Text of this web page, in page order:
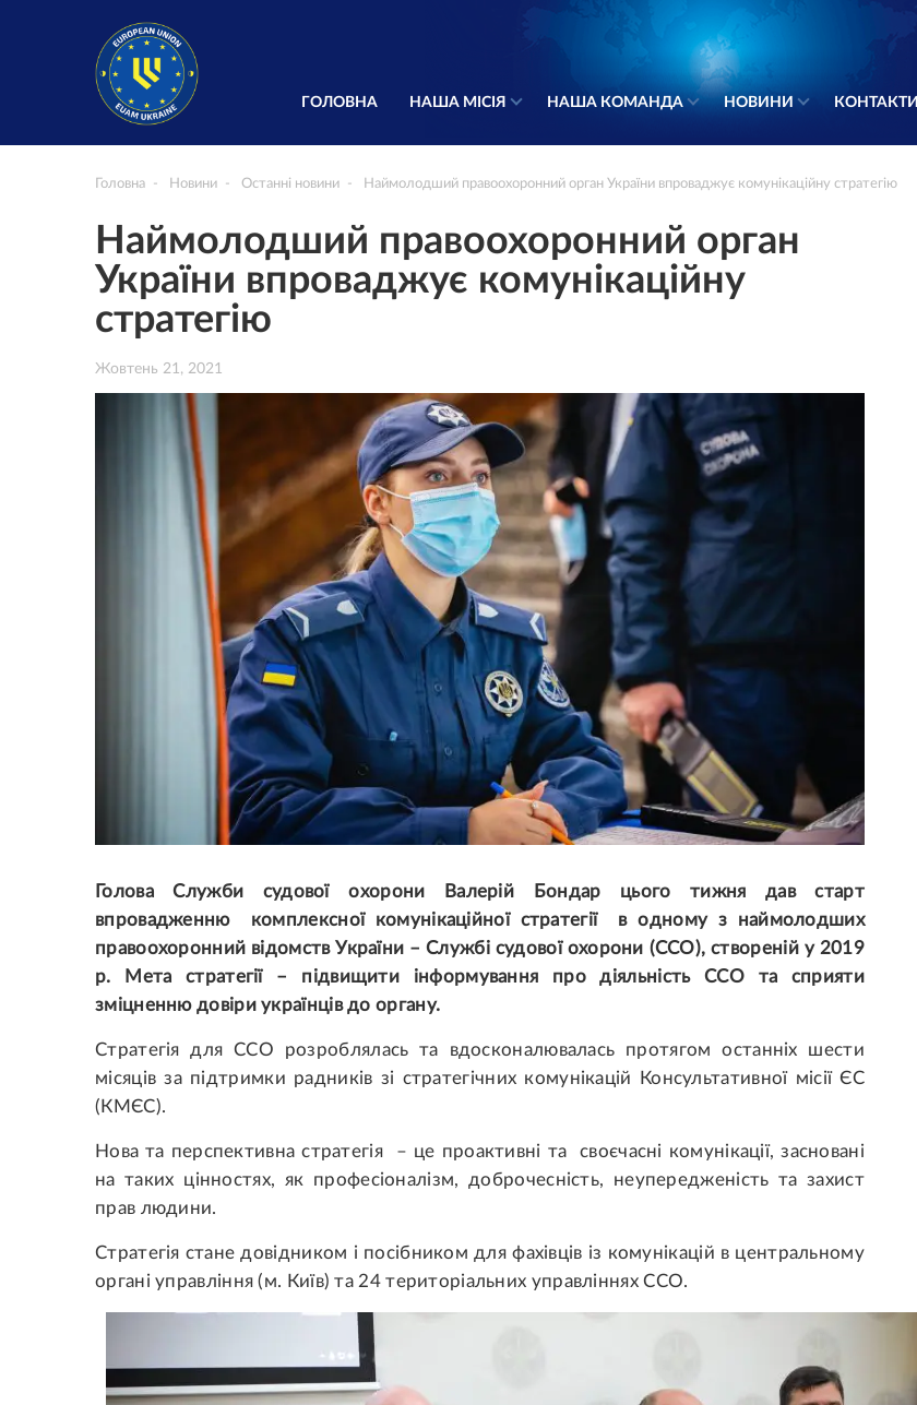
ГОЛОВНА НАША МІСІЯ НАША КОМАНДА НОВИНИ КОНТАКТИ
Головна Новини Останні новини Наймолодший правоохоронний орган України впроваджує комунікаційну стратегію
Наймолодший правоохоронний орган
України впроваджує комунікаційну
стратегію
Жовтень 21, 2021
Голова Служби судової охорони Валерій Бондар цього тижня дав старт
впровадженню комплексної комунікаційної стратегії в одному з наймолодших
правоохоронний відомств України – Службі судової охорони (ССО), створеній у 2019
р. Мета стратегії – підвищити інформування про діяльність ССО та сприяти
зміцненню довіри українців до органу.
Стратегія для ССО розроблялась та вдосконалювалась протягом останніх шести
місяців за підтримки радників зі стратегічних комунікацій Консультативної місії ЄС
(КМЄС).
Нова та перспективна стратегія – це проактивні та своєчасні комунікації, засновані
на таких цінностях, як професіоналізм, доброчесність, неупередженість та захист
прав людини.
Стратегія стане довідником і посібником для фахівців із комунікацій в центральному
органі управління (м. Київ) та 24 територіальних управліннях ССО.